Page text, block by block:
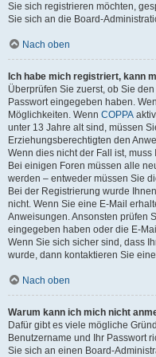
Sie sich registrieren möchten,
Sie sich an die Board-
Nach oben
Ich habe mich registriert, kann
Überprüfen Sie zuerst, ob Sie
Passwort eingegeben haben.
Möglichkeiten. Wenn COPPA
unter 13 Jahre alt sind, müssen
Erziehungsberechtigten den
Wenn dies nicht der Fall ist,
Bei einigen Foren müssen alle
werden – entweder müssen Sie
Bei der Registrierung wurde
nicht. Wenn Sie eine E-Mail
Anweisungen. Ansonsten prüfen
eingegeben haben oder die E-
Wenn Sie sich sicher sind, dass
wurde, dann kontaktieren Sie
Nach oben
Warum kann ich mich nicht
Dafür gibt es viele mögliche
Benutzername und Ihr Passwort
Sie sich an einen Board-